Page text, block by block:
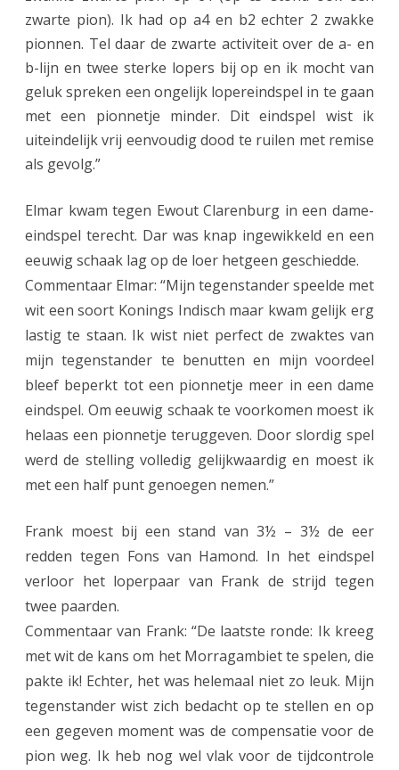
zwarte pion). Ik had op a4 en b2 echter 2 zwakke
pionnen. Tel daar de zwarte activiteit over de a- en
b-lijn en twee sterke lopers bij op en ik mocht van
geluk spreken een ongelijk lopereindspel in te gaan
met een pionnetje minder. Dit eindspel wist ik
uiteindelijk vrij eenvoudig dood te ruilen met remise
als gevolg.”
Elmar kwam tegen Ewout Clarenburg in een dame-
eindspel terecht. Dar was knap ingewikkeld en een
eeuwig schaak lag op de loer hetgeen geschiedde.
Commentaar Elmar: “Mijn tegenstander speelde met
wit een soort Konings Indisch maar kwam gelijk erg
lastig te staan. Ik wist niet perfect de zwaktes van
mijn tegenstander te benutten en mijn voordeel
bleef beperkt tot een pionnetje meer in een dame
eindspel. Om eeuwig schaak te voorkomen moest ik
helaas een pionnetje teruggeven. Door slordig spel
werd de stelling volledig gelijkwaardig en moest ik
met een half punt genoegen nemen.”
Frank moest bij een stand van 3½ – 3½ de eer
redden tegen Fons van Hamond. In het eindspel
verloor het loperpaar van Frank de strijd tegen
twee paarden.
Commentaar van Frank: “De laatste ronde: Ik kreeg
met wit de kans om het Morragambiet te spelen, die
pakte ik! Echter, het was helemaal niet zo leuk. Mijn
tegenstander wist zich bedacht op te stellen en op
een gegeven moment was de compensatie voor de
pion weg. Ik heb nog wel vlak voor de tijdcontrole